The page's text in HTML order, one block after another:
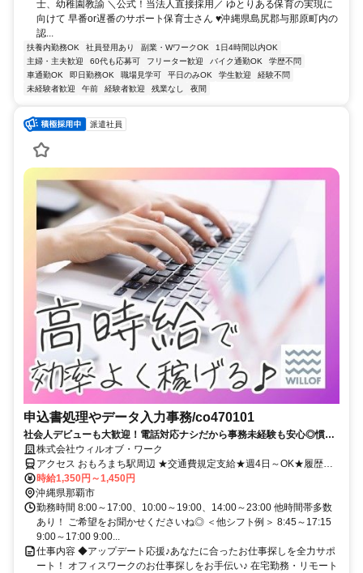
士、幼稚園教諭 ＼公式！当法人直接採用／ ゆとりある保育の実現に
向けて 早番or遅番のサポート保育士さん ♥沖縄県島尻郡与那原町内の
認...
扶養内勤務OK 社員登用あり 副業・WワークOK
1日4時間以内OK
主婦・主夫歓迎
60代も応募可 フリーター歓迎 バイク通勤OK
学歴不問
車通勤OK
即日勤務OK 職場見学可 平日のみOK 学生歓迎
経験不問
未経験者歓迎
午前 経験者歓迎 残業なし 夜間
派遣社員
申込書処理やデータ入力事務/co470101
社会人デビューも大歓迎！電話対応ナシだから事務未経験も安心◎慣れ
たら在宅OK♪
株式会社ウィルオブ・ワーク
アクセス おもろまち駅周辺 ★交通費規定支給★週4日～OK★履歴書
不要
時給1,350円～1,450円
沖縄県那覇市
勤務時間 8:00～17:00、10:00～19:00、14:00～23:00 他時間帯多数
あり！ ご希望をお聞かせくださいね◎ ＜他シフト例＞ 8:45～17:15
9:00～17:00 9:00...
仕事内容 ◆アップデート応援♪あなたに合ったお仕事探しを全力サポ
ート！ オフィスワークのお仕事探しをお手伝い♪ 在宅勤務・リモート